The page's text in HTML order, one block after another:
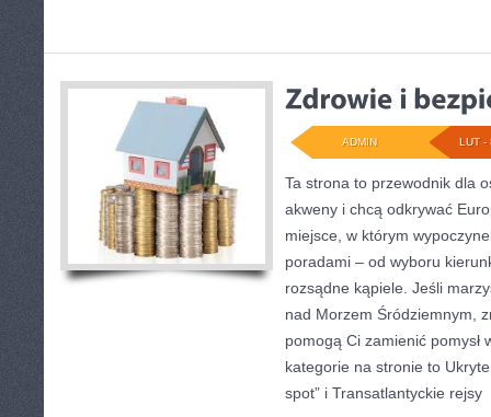
LUT -
ADMIN
Ta strona to przewodnik dla
akweny i chcą odkrywać
miejsce, w którym
poradami – od wyboru
rozsądne kąpiele. Jeśli
nad Morzem Śródziemnym,
pomogą Ci zamienić pomysł
kategorie na stronie to
spot” i Transatlantyckie rejsy